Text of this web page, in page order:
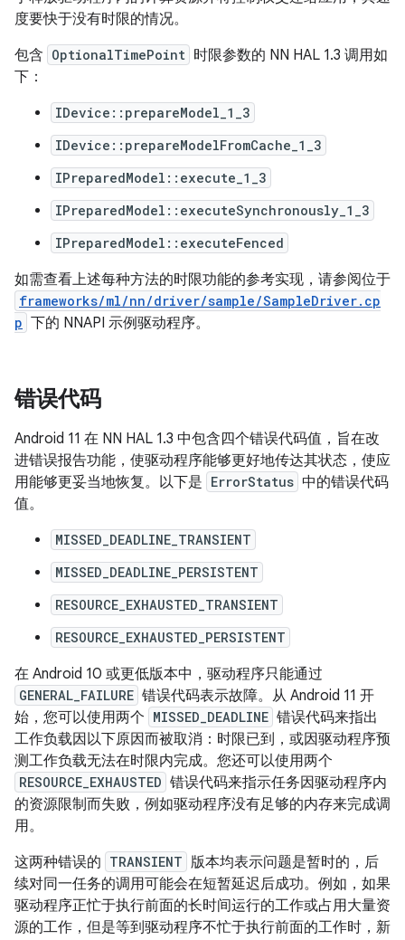
度要快于没有时限的情况。
包含 OptionalTimePoint 时限参数的 NN HAL 1.3 调用如
下：
IDevice::prepareModel_1_3
IDevice::prepareModelFromCache_1_3
IPreparedModel::execute_1_3
IPreparedModel::executeSynchronously_1_3
IPreparedModel::executeFenced
如需查看上述每种方法的时限功能的参考实现，请参阅位于
frameworks/ml/nn/driver/sample/SampleDriver.cp
p 下的 NNAPI 示例驱动程序。
错误代码
Android 11 在 NN HAL 1.3 中包含四个错误代码值，旨在改
进错误报告功能，使驱动程序能够更好地传达其状态，使应
用能够更妥当地恢复。以下是 ErrorStatus 中的错误代码
值。
MISSED_DEADLINE_TRANSIENT
MISSED_DEADLINE_PERSISTENT
RESOURCE_EXHAUSTED_TRANSIENT
RESOURCE_EXHAUSTED_PERSISTENT
在 Android 10 或更低版本中，驱动程序只能通过
GENERAL_FAILURE 错误代码表示故障。从 Android 11 开
始，您可以使用两个 MISSED_DEADLINE 错误代码来指出
工作负载因以下原因而被取消：时限已到，或因驱动程序预
测工作负载无法在时限内完成。您还可以使用两个
RESOURCE_EXHAUSTED 错误代码来指示任务因驱动程序内
的资源限制而失败，例如驱动程序没有足够的内存来完成调
用。
这两种错误的 TRANSIENT 版本均表示问题是暂时的，后
续对同一任务的调用可能会在短暂延迟后成功。例如，如果
驱动程序正忙于执行前面的长时间运行的工作或占用大量资
源的工作，但是等到驱动程序不忙于执行前面的工作时，新